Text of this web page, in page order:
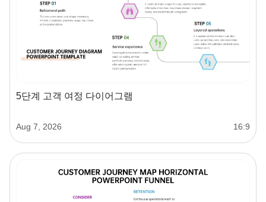
5단계 고객 여정 다이어그램
Aug 7, 2026 16:9